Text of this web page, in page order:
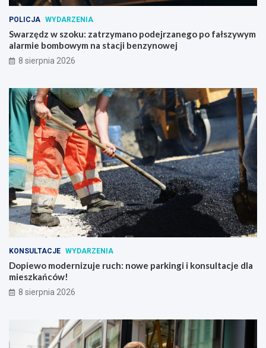
POLICJA WYDARZENIA
Swarzędz w szoku: zatrzymano podejrzanego po fałszywym
alarmie bombowym na stacji benzynowej
8 sierpnia 2026
KONSULTACJE WYDARZENIA
Dopiewo modernizuje ruch: nowe parkingi i konsultacje dla
mieszkańców!
8 sierpnia 2026